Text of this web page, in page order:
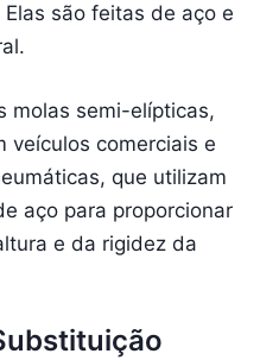
são feitas de aço e
molas semi-elípticas,
veículos comerciais e
que utilizam
aço para proporcionar
e da rigidez da